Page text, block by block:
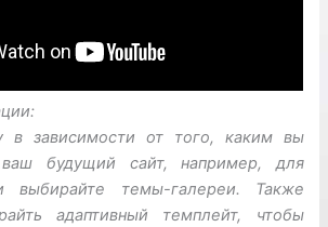
в зависимости от того, каким вы
будущий сайт, например, для
выбирайте темы-галереи. Также
адаптивный темплейт, чтобы